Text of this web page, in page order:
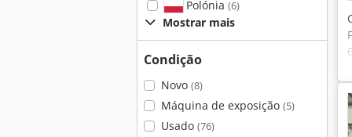
Polónia (6)
Mostrar mais
Condição
Novo (8)
Máquina de exposição (5)
Usado (76)